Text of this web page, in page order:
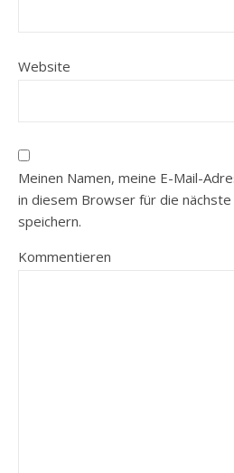
Website
Meinen Namen, meine E-Mail-
in diesem Browser für die
speichern.
Kommentieren